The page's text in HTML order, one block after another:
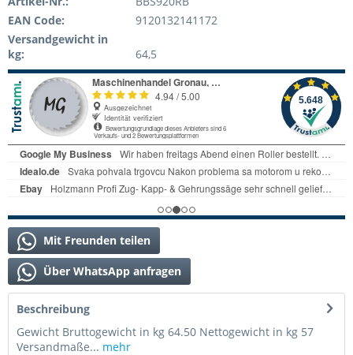
EAN Code:
9120132141172
Versandgewicht in
kg:
64,5
Mit Freunden teilen
Über WhatsApp anfragen
Beschreibung
Gewicht Bruttogewicht in kg 64.50 Nettogewicht in kg 57
Versandmaße... mehr